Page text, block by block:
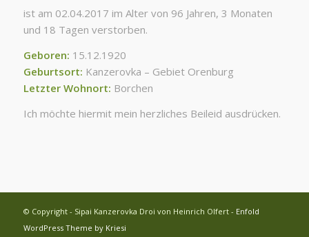
ist am 02.04.2017 im Alter von 96 Jahren, 3 Monaten
und 18 Tagen verstorben.
Geboren: 15.12.1920
Geburtsort: Kanzerovka – Gebiet Orenburg
Letzter Wohnort: Borchen
Ich möchte hiermit mein herzliches Beileid ausdrücken.
© Copyright - Sipai Kanzerovka Droi von Heinrich Olfert - Enfold
WordPress Theme by Kriesi